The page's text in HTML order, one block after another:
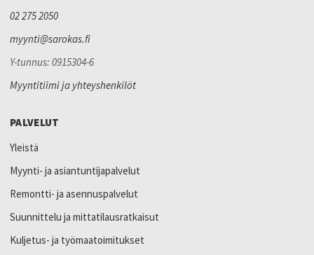
02 275 2050
myynti@sarokas.fi
Y-tunnus: 0915304-6
Myyntitiimi ja yhteyshenkilöt
PALVELUT
Yleistä
Myynti- ja asiantuntijapalvelut
Remontti- ja asennuspalvelut
Suunnittelu ja mittatilausratkaisut
Kuljetus- ja työmaatoimitukset